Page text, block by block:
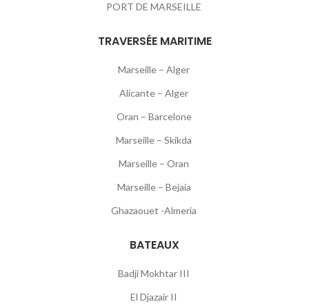
PORT DE MARSEILLE
TRAVERSÉE MARITIME
Marseille – Alger
Alicante – Alger
Oran – Barcelone
Marseille – Skikda
Marseille – Oran
Marseille – Bejaia
Ghazaouet -Almeria
BATEAUX
Badji Mokhtar III
El Djazair II